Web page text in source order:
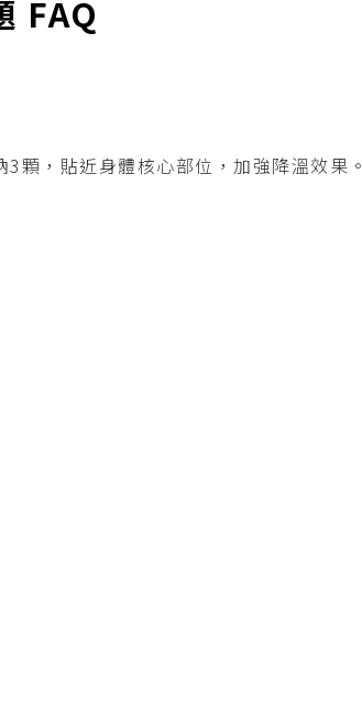
FAQ
顆，貼近身體核心部位，加強降溫效果。